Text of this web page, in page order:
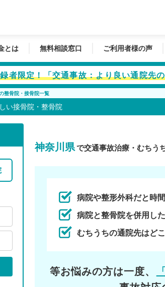
とは 無料相談窓口 ご利用者様の声
者限定！「交通事故：より良い通院先
整骨院・接骨院一覧
い接骨院・整骨院
神奈川県で交通事故治療・むちう
病院や整形外科だと時
病院と整骨院を併用し
むちうちの通院先はど
等お悩みの方は一度、